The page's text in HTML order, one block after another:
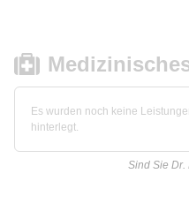
Es wurden noch keine
hinterlegt.
Sind Sie Dr.